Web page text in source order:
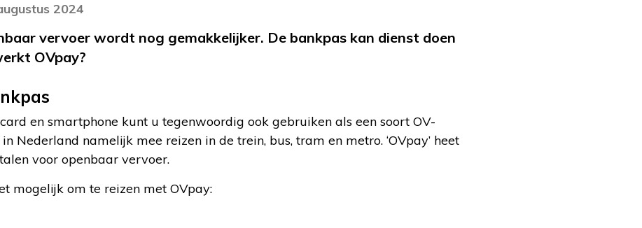
2024
vervoer wordt nog gemakkelijker. De bankpas kan dienst doen
OVpay?
en smartphone kunt u tegenwoordig ook gebruiken als een soort OV-
Nederland namelijk mee reizen in de trein, bus, tram en metro. ‘OVpay’ heet
voor openbaar vervoer.
mogelijk om te reizen met OVpay: